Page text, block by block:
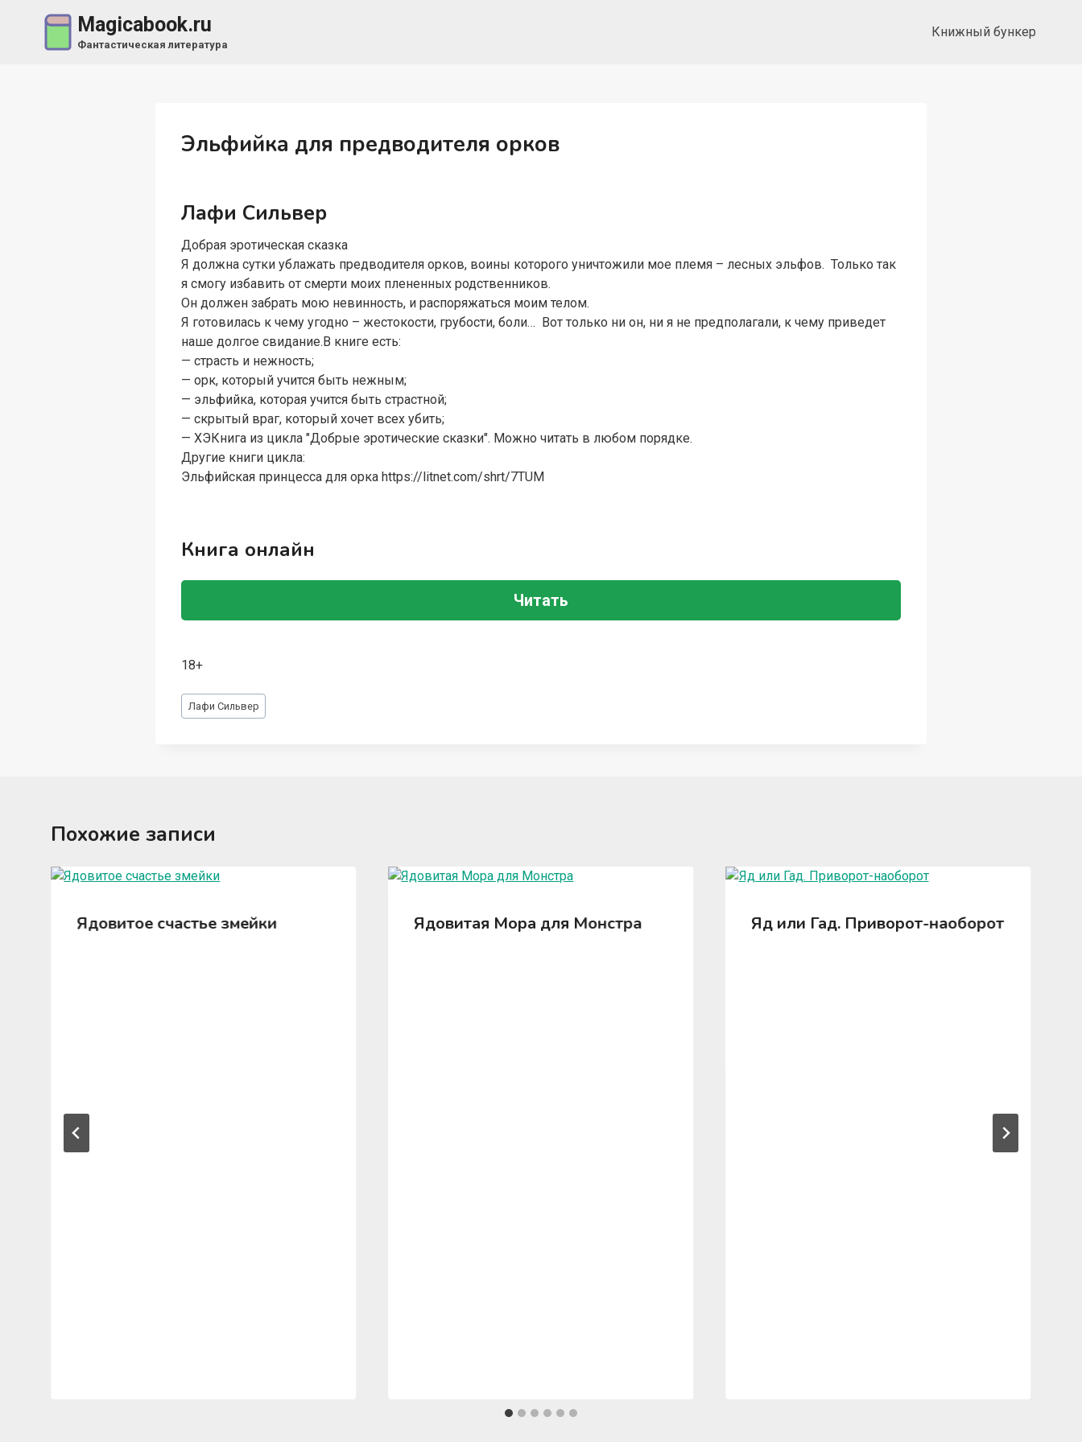
содержимому
Magicabook.ru
Фантастическая литература
Книжный бункер
Эльфийка для предводителя орков
Лафи Сильвер
Добрая эротическая сказка
Я должна сутки ублажать предводителя орков, воины которого уничтожили мое племя – лесных эльфов. Только так
я смогу избавить от смерти моих плененных родственников.
Он должен забрать мою невинность, и распоряжаться моим телом.
Я готовилась к чему угодно – жестокости, грубости, боли… Вот только ни он, ни я не предполагали, к чему приведет
наше долгое свидание.В книге есть:
— страсть и нежность;
— орк, который учится быть нежным;
— эльфийка, которая учится быть страстной;
— скрытый враг, который хочет всех убить;
— ХЭКнига из цикла "Добрые эротические сказки". Можно читать в любом порядке.
Другие книги цикла:
Эльфийская принцесса для орка https://litnet.com/shrt/7TUM
Книга онлайн
Читать
18+
Метки
записи:
Лафи Сильвер
Похожие записи
Ядовитое счастье змейки Ядовитая Мора для Монстра Яд или Гад. Приворот-наоборот